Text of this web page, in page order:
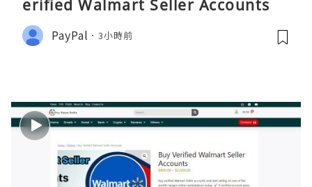
erified Walmart Seller Accounts
PayPal 3小時前